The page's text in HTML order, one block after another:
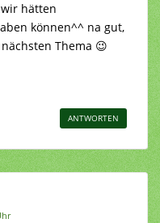
hätten
können^^ na gut,
Thema 😉
ANTWORTEN